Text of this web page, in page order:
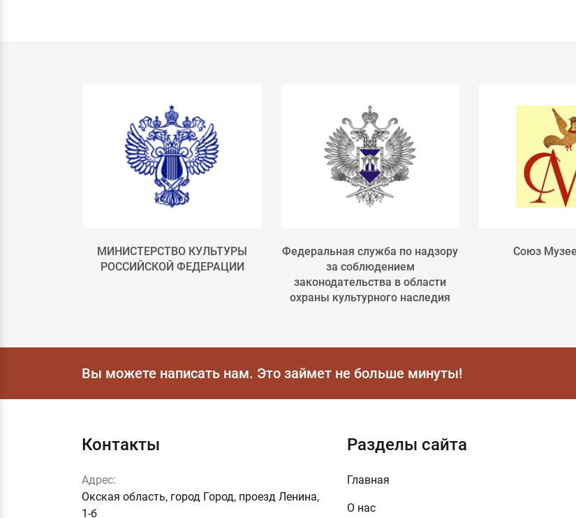
МИНИСТЕРСТВО КУЛЬТУРЫ
РОССИЙСКОЙ ФЕДЕРАЦИИ
Федеральная служба по надзору
за соблюдением
законодательства в области
охраны культурного наследия
Союз
Вы можете написать нам. Это займет не больше минуты!
Контакты
Адрес:
Окская область, город Город, проезд Ленина,
1-б
Разделы сайта
Главная
О нас